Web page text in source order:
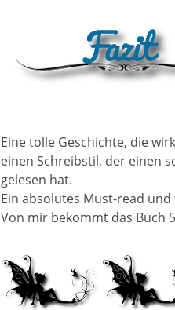
Eine tolle Geschichte, die
einen Schreibstil, der einen
gelesen hat.
Ein absolutes Must-read
Von mir bekommt das Buch